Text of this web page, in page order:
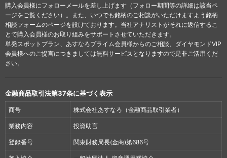
購入会員様にフォローメールを差し上げます（フォロー期間等の詳細は該当ペ
ージをご覧ください）。また、いつでも銘柄のご相談がいただけますよう銘柄
相談フォームのページを設けております。当社アナリストがそれに返信するこ
とで購入会員様のお取り組みをサポートさせていただきます。
単発スポットプラン、あすなろプライム会員様からのご相談、ダイヤモンドVIP
会員様へのご提言につきましては無料サービスとなりますので是非ご活用くだ
さい。
金融商品取引法第37条に基づく表示
商号 株式会社あすなろ（金融商品取引業者）
業務内容 投資助言
登録番号 関東財務局長(金商)第686号